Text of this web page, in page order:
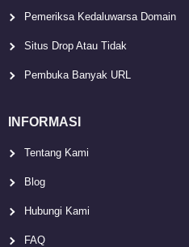
Pemeriksa Kedaluwarsa Domain
Situs Drop Atau Tidak
Pembuka Banyak URL
INFORMASI
Tentang Kami
Blog
Hubungi Kami
FAQ